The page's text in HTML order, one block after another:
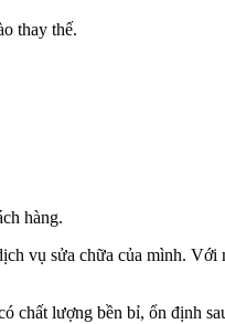
thay thế.
hàng.
vụ sửa chữa của mình.
chất lượng bền bỉ, ổn định